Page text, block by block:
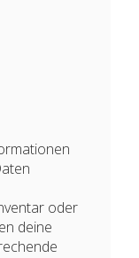
oder
deine